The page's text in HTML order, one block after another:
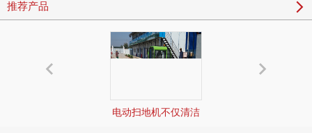
推荐产品
电动扫地机不仅清洁